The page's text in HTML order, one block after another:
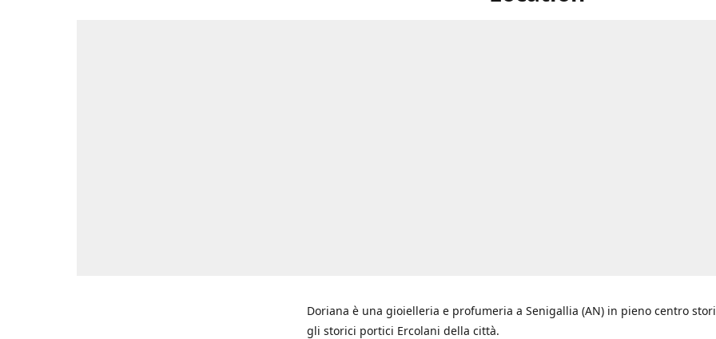
Doriana è una gioielleria e profumeria a Senigallia (AN) in pieno centro
gli storici portici Ercolani della città.